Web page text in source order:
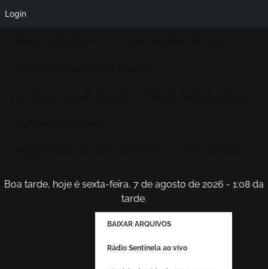
Boa tarde, hoje é sexta-feira, 7 de agosto de 2026 - 1:08 da
tarde.
BAIXAR ARQUIVOS
Rádio Sentinela ao vivo
Login